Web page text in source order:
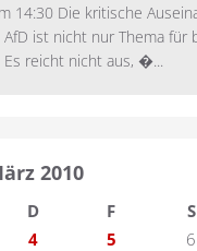
14:30 Die kritische
ist nicht nur Thema für
reicht nicht aus, �...
2010
D F
S
4 5
6